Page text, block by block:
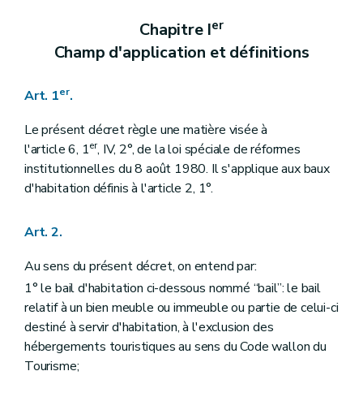
Art. 21
Section 5
Art. 25
Section 6 Indexation
Art. 26
Section 7 État des lieux
Art. 27
Art. 31
Art. 32
Art. 33
Art. 34
Art. 35
Art. 36
Art. 37
Art. 38
Chapitre Ier
Champ d'application et définitions
Art. 1er.
Le présent décret règle une matière visée à
l'article 6, 1er, IV, 2°, de la loi spéciale de réformes
institutionnelles du 8 août 1980. Il s'applique aux baux
d'habitation définis à l'article 2, 1°.
Art. 2.
Au sens du présent décret, on entend par:
1° le bail d'habitation ci-dessous nommé “bail”: le bail
relatif à un bien meuble ou immeuble ou partie de celui-ci
destiné à servir d'habitation, à l'exclusion des
hébergements touristiques au sens du Code wallon du
Tourisme;